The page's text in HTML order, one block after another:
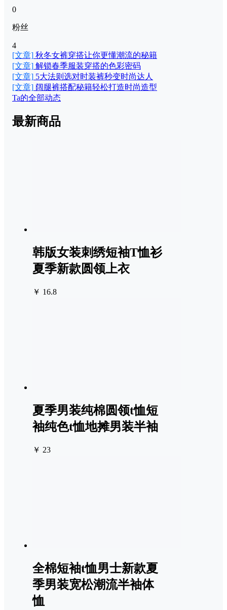
0
粉丝
4
[文章] 秋冬女裤穿搭让你更懂潮流的秘籍
[文章] 解锁春季服装穿搭的色彩密码
[文章] 5大法则选对时装裤秒变时尚达人
[文章] 阔腿裤搭配秘籍轻松打造时尚造型
Ta的全部动态
最新商品
韩版女装刺绣短袖T恤衫
夏季新款圆领上衣
￥ 16.8
夏季男装纯棉圆领t恤短
袖纯色t恤地摊男装半袖
￥ 23
全棉短袖t恤男士新款夏
季男装宽松潮流半袖体
恤